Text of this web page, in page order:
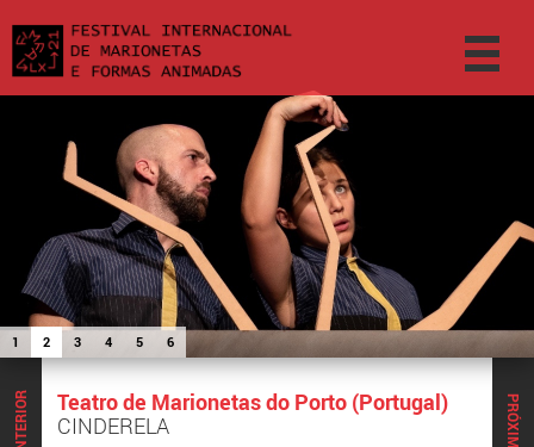
1 2 3 4 5 6
PRÓXIMA
ANTERIOR
Teatro de Marionetas do Porto (Portugal)
CINDERELA